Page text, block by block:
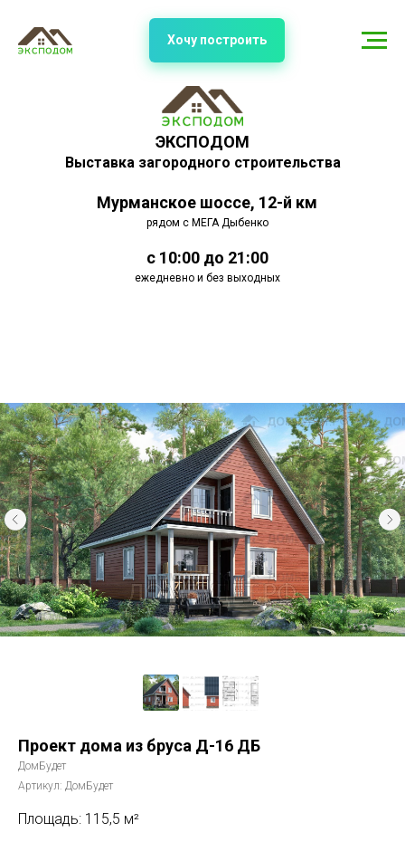
ЭКСПОДОМ
Выставка загородного строительства
Мурманское шоссе, 12-й км
рядом с МЕГА Дыбенко
с 10:00 до 21:00
ежедневно и без выходных
Хочу построить
Проект дома из бруса Д-16 ДБ
ДомБудет
Артикул: ДомБудет
Площадь: 115,5 м²